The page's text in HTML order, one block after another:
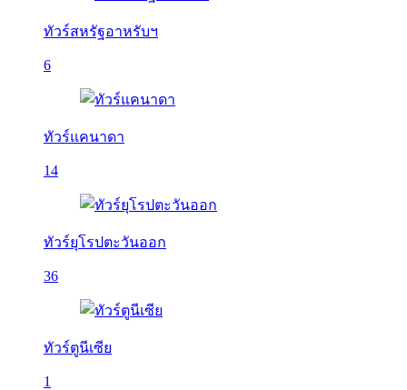
ทัวร์สหรัฐอาหรับฯ
6
ทัวร์แคนาดา
14
ทัวร์ยุโรปตะวันออก
36
ทัวร์ตูนีเซีย
1